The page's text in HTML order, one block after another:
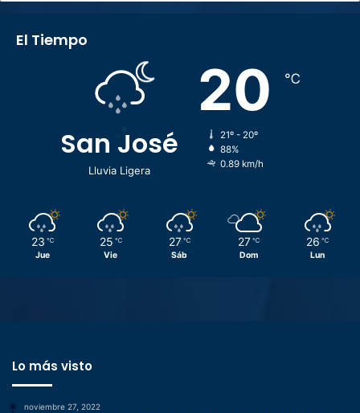
El Tiempo
San José
Lluvia Ligera
20 ℃
21º - 20º
88%
0.89 km/h
23 ℃
Jue
25 ℃
Vie
27 ℃
Sáb
27 ℃
Dom
26 ℃
Lun
Lo más visto
noviembre 27, 2022